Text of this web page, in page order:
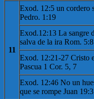
11
Exod. 12:5 un cordero
Pedro. 1:19
Exod.12:13 La sangre
salva de la ira Rom. 5:8
Exod. 12:21-27 Cristo
Pascua 1 Cor. 5, 7
Exod. 12:46 No un
que se rompe Juan